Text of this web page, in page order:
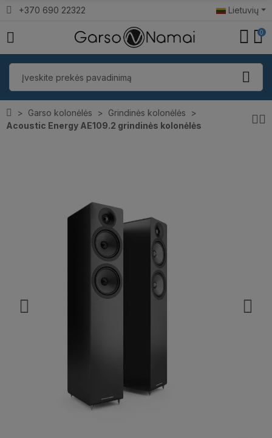
+370 690 22322 Lietuvių
0
Garso kolonėlės
Grindinės kolonėlės
Acoustic Energy AE109.2 grindinės kolonėlės